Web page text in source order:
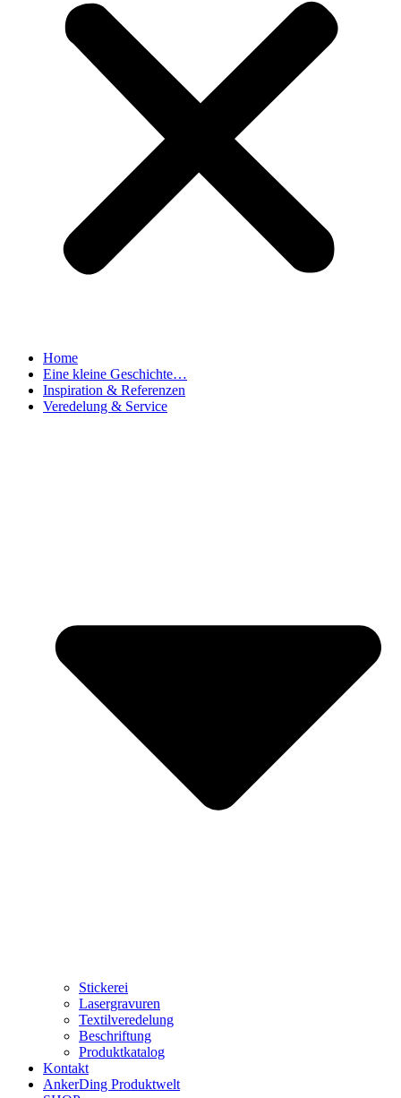
Home
Eine kleine Geschichte…
Inspiration & Referenzen
Veredelung & Service
Stickerei
Lasergravuren
Textilveredelung
Beschriftung
Produktkatalog
Kontakt
AnkerDing Produktwelt